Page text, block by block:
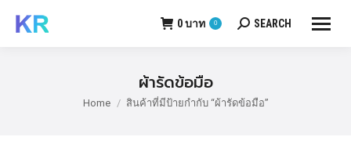
0บาท 0 Search:
SEARCH
ผ้ารัดข้อมือ
You are here:
Home สินค้าที่มีป้ายกำกับ “ผ้ารัดข้อมือ”